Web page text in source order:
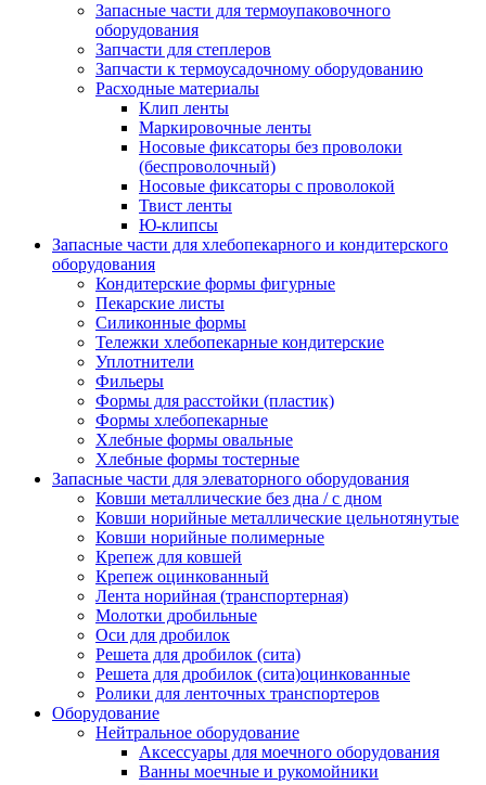
Запасные части для термоупаковочного
оборудования
Запчасти для степлеров
Запчасти к термоусадочному оборудованию
Расходные материалы
Клип ленты
Маркировочные ленты
Носовые фиксаторы без проволоки
(беспроволочный)
Носовые фиксаторы с проволокой
Твист ленты
Ю-клипсы
Запасные части для хлебопекарного и кондитерского
оборудования
Кондитерские формы фигурные
Пекарские листы
Силиконные формы
Тележки хлебопекарные кондитерские
Уплотнители
Фильеры
Формы для расстойки (пластик)
Формы хлебопекарные
Хлебные формы овальные
Хлебные формы тостерные
Запасные части для элеваторного оборудования
Ковши металлические без дна / с дном
Ковши норийные металлические цельнотянутые
Ковши норийные полимерные
Крепеж для ковшей
Крепеж оцинкованный
Лента норийная (транспортерная)
Молотки дробильные
Оси для дробилок
Решета для дробилок (сита)
Решета для дробилок (сита)оцинкованные
Ролики для ленточных транспортеров
Оборудование
Нейтральное оборудование
Аксессуары для моечного оборудования
Ванны моечные и рукомойники